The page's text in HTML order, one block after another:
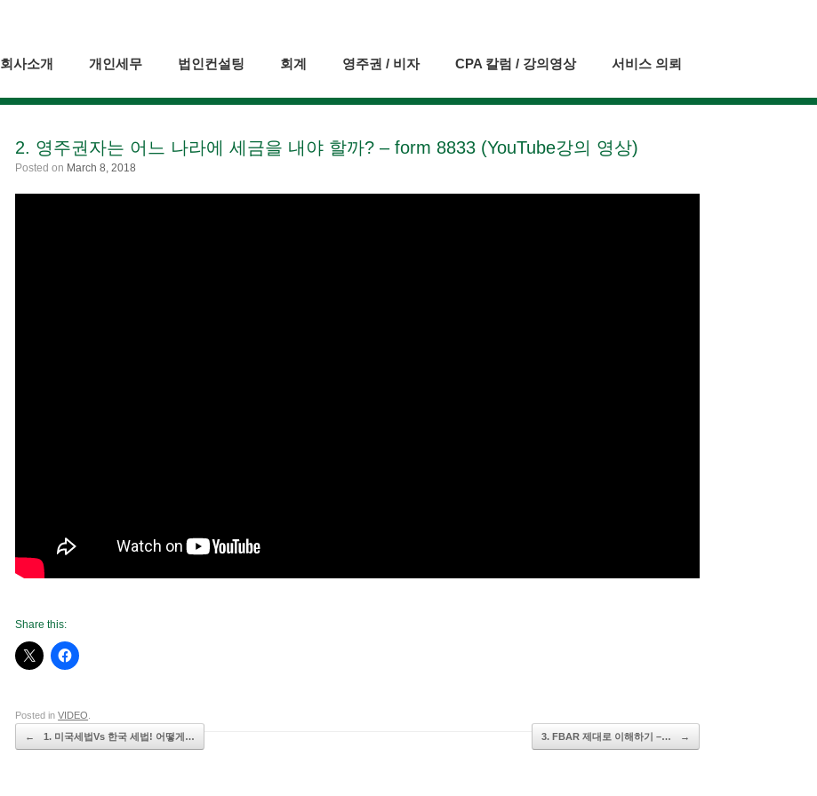
회사소개 개인세무 법인컨설팅 회계 영주권 / 비자 CPA 칼럼 / 강의영상 서비스 의뢰
2. 영주권자는 어느 나라에 세금을 내야 할까? – form 8833 (YouTube강의 영상)
Posted on March 8, 2018
Share this:
Posted inVIDEO
Post navigation
← 1. 미국세법Vs 한국 세법! 어떻게… 3. FBAR 제대로 이해하기 –… →